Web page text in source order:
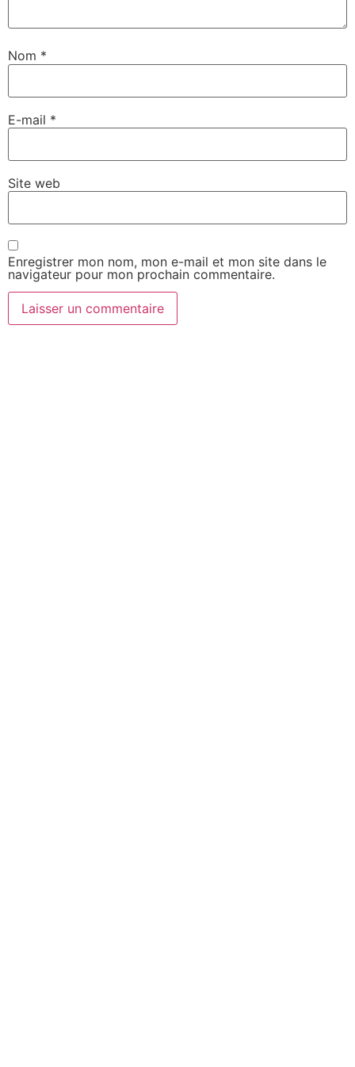
Nom *
E-mail *
Site web
Enregistrer mon nom, mon e-mail et mon site dans le
navigateur pour mon prochain commentaire.